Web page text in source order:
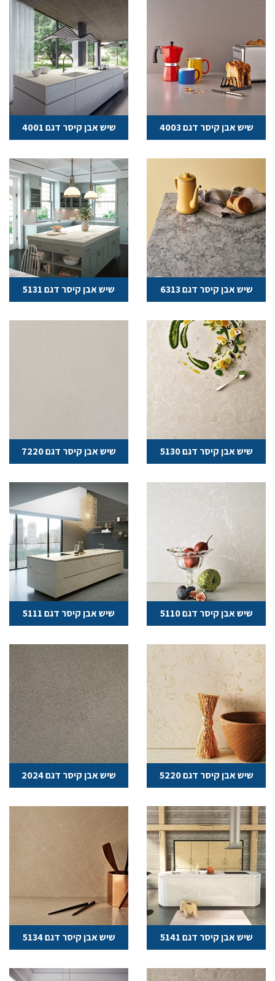
שיש אבן קיסר דגם 4003 שיש אבן קיסר דגם 4001
שיש אבן קיסר דגם 6313 שיש אבן קיסר דגם 5131
שיש אבן קיסר דגם 5130 שיש אבן קיסר דגם 7220
שיש אבן קיסר דגם 5110 שיש אבן קיסר דגם 5111
שיש אבן קיסר דגם 5220 שיש אבן קיסר דגם 2024
שיש אבן קיסר דגם 5141 שיש אבן קיסר דגם 5134